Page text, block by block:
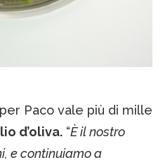
Paco vale più di mille
d’oliva. “È il nostro
e continuiamo a